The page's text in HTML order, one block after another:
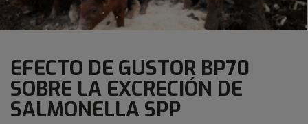
EFECTO DE GUSTOR BP70
SOBRE LA EXCRECIÓN DE
SALMONELLA SPP